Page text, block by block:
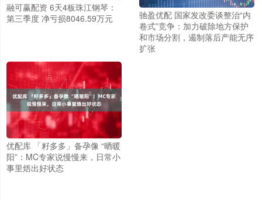
融可赢配资 6天4板珠江钢琴：
第三季度 净亏损8046.59万元
驰盈优配 国家发改委谈整治“内
卷式”竞争：加力破除地方保护
和市场分割，遏制落后产能无序
扩张
优配库 「籽多多」备孕像 “晒暖
阳”：MC专家说慢慢来，日常小
事里焐出好状态